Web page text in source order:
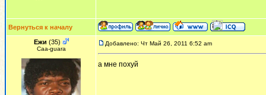
Вернуться к началу
Ежи (35)
Сaa-guara
Добавлено: Чт Май 26, 2011 6:52 am
а мне похуй